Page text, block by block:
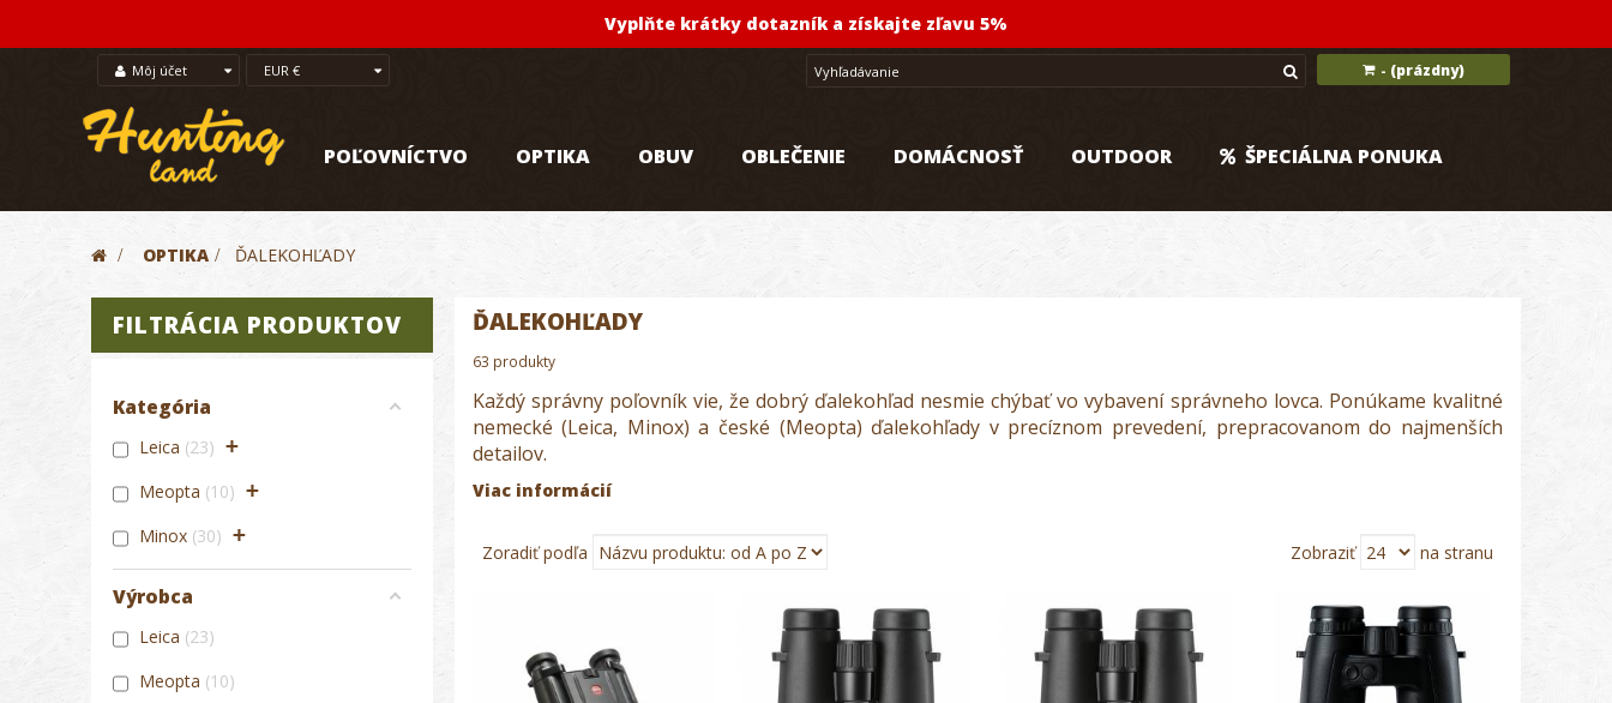
Vyplňte krátky dotazník a získajte zľavu 5%
- (prázdny)
Môj účet EUR €
POĽOVNÍCTVO OPTIKA OBUV OBLEČENIE DOMÁCNOSŤ OUTDOOR ŠPECIÁLNA PONUKA
> OPTIKA > ĎALEKOHĽADY
FILTRÁCIA PRODUKTOV
Kategória
Leica 23 +
Meopta 10 +
Minox 30 +
Výrobca
Leica 23
Meopta 10
ĎALEKOHĽADY
63 produkty
Každý správny poľovník vie, že dobrý ďalekohľad nesmie chýbať vo vybavení správneho lovca. Ponúkame kvalitné
nemecké (Leica, Minox) a české (Meopta) ďalekohľady v precíznom prevedení, prepracovanom do najmenších
detailov.
Viac informácií
Zoradiť podľa Zobraziť na stranu